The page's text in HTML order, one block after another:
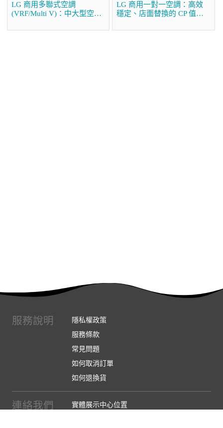
LG 商用多聯式空調
(VRF/Multi V)：中大型空間
LG 商用一對一空調：高效
穩定、店面替換的 CP 值首
服務說明
隱私權政策
服務條款
常見問題
如何取消訂單
如何退換貨
連絡我們
實體展示中心位置